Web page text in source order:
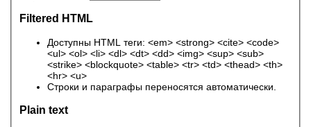
Filtered HTML
Доступны HTML теги: <em> <strong> <cite> <code>
<ul> <ol> <li> <dl> <dt> <dd> <img> <sup> <sub>
<strike> <blockquote> <table> <tr> <td> <thead> <th>
<hr> <u>
Строки и параграфы переносятся автоматически.
Plain text